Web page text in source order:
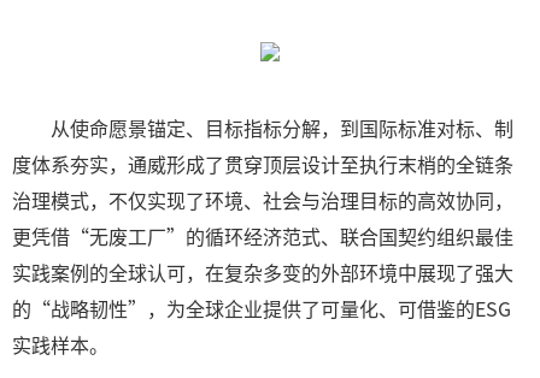
从使命愿景锚定、目标指标分解，到国际标准对标、制
度体系夯实，通威形成了贯穿顶层设计至执行末梢的全链条
治理模式，不仅实现了环境、社会与治理目标的高效协同，
更凭借“无废工厂”的循环经济范式、联合国契约组织最佳
实践案例的全球认可，在复杂多变的外部环境中展现了强大
的“战略韧性”，为全球企业提供了可量化、可借鉴的ESG
实践样本。